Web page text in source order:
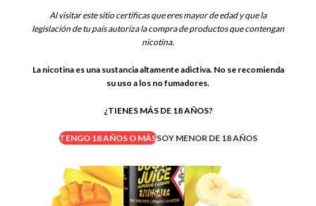
Al visitar este sitio certificas que eres mayor de edad y que la
legislación de tu país autoriza la compra de productos que contengan
nicotina.
La nicotina es una sustancia altamente adictiva. No se recomienda
su uso a los no fumadores.
¿TIENES MÁS DE 18 AÑOS?
TENGO 18 AÑOS O MÁSSOY MENOR DE 18 AÑOS